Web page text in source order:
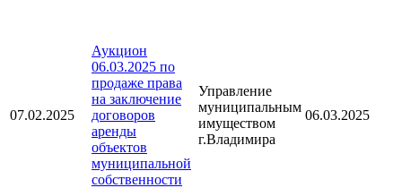
07.02.2025
Аукцион
06.03.2025 по
продаже права
на заключение
договоров
аренды
объектов
муниципальной
собственности
Управление
муниципальным
имуществом
г.Владимира
06.03.2025